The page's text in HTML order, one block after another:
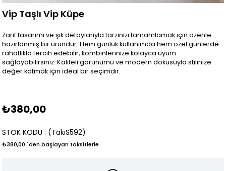
Vip Taşlı Vip Küpe
Zarif tasarımı ve şık detaylarıyla tarzınızı tamamlamak için özenle
hazırlanmış bir üründür. Hem günlük kullanımda hem özel günlerde
rahatlıkla tercih edebilir, kombinlerinize kolayca uyum
sağlayabilirsiniz. Kaliteli görünümü ve modern dokusuyla stilinize
değer katmak için ideal bir seçimdir.
₺380,00
(TakıS592)
STOK KODU
₺380,00 `den başlayan taksitlerle